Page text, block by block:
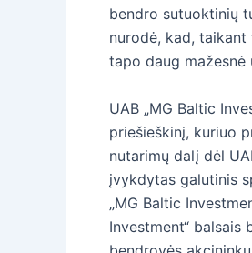
bendro sutuoktinių
nurodė, kad,
tapo daug
UAB „MG Baltic
priešieškinį, kuriuo
nutarimų dalį dėl
įvykdytas galutinis
„MG Baltic
Investment“